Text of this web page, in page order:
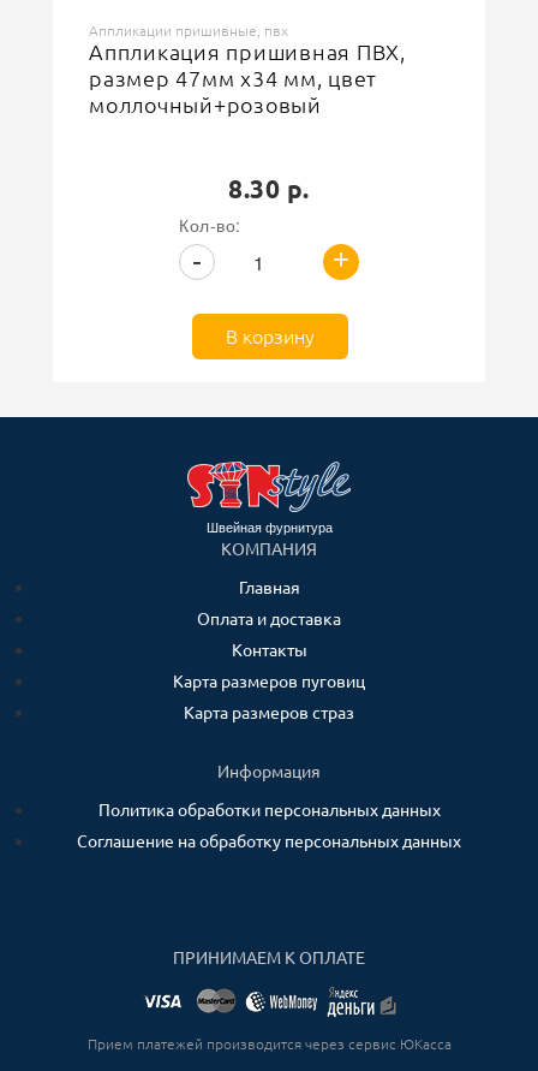
Аппликации пришивные, пвх
Аппликация пришивная ПВХ,
размер 47мм х34 мм, цвет
моллочный+розовый
8.30 р.
Кол-во:
+
-
В корзину
Швейная фурнитура
КОМПАНИЯ
Главная
Оплата и доставка
Контакты
Карта размеров пуговиц
Карта размеров страз
Информация
Политика обработки персональных данных
Соглашение на обработку персональных данных
ПРИНИМАЕМ К ОПЛАТЕ
Прием платежей производится через сервис ЮКасса